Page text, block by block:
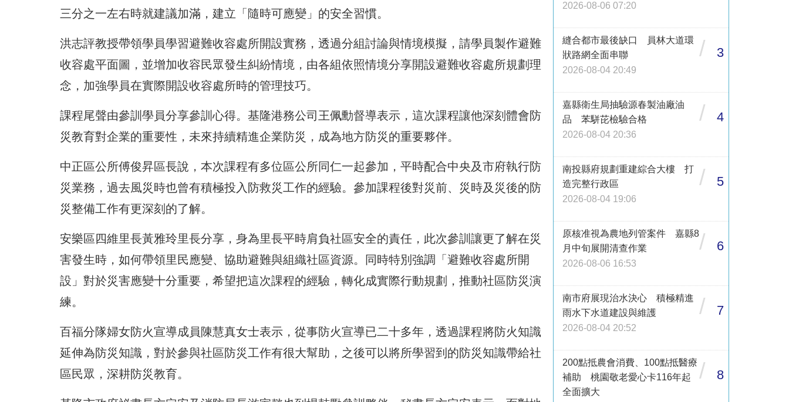
三分之一左右時就建議加滿，建立「隨時可應變」的安全習慣。
洪志評教授帶領學員學習避難收容處所開設實務，透過分組討論與情境模擬，請學員製作避難
收容處平面圖，並增加收容民眾發生糾紛情境，由各組依照情境分享開設避難收容處所規劃理
念，加強學員在實際開設收容處所時的管理技巧。
課程尾聲由參訓學員分享參訓心得。基隆港務公司王佩勳督導表示，這次課程讓他深刻體會防
災教育對企業的重要性，未來持續精進企業防災，成為地方防災的重要夥伴。
中正區公所傅俊昇區長說，本次課程有多位區公所同仁一起參加，平時配合中央及市府執行防
災業務，過去風災時也曾有積極投入防救災工作的經驗。參加課程後對災前、災時及災後的防
災整備工作有更深刻的了解。
安樂區四維里長黃雅玲里長分享，身為里長平時肩負社區安全的責任，此次參訓讓更了解在災
害發生時，如何帶領里民應變、協助避難與組織社區資源。同時特別強調「避難收容處所開
設」對於災害應變十分重要，希望把這次課程的經驗，轉化成實際行動規劃，推動社區防災演
練。
百福分隊婦女防火宣導成員陳慧真女士表示，從事防火宣導已二十多年，透過課程將防火知識
延伸為防災知識，對於參與社區防災工作有很大幫助，之後可以將所學習到的防災知識帶給社
區民眾，深耕防災教育。
2026-08-06 07:20
縫合都市最後缺口 員林大道環
狀路網全面串聯
2026-08-04 20:49
/ 3
嘉縣衛生局抽驗源春製油廠油
品 苯駢芘檢驗合格
2026-08-04 20:36
/ 4
南投縣府規劃重建綜合大樓 打
造完整行政區
2026-08-04 19:06
/ 5
原核准視為農地列管案件 嘉縣8
月中旬展開清查作業
2026-08-06 16:53
/ 6
南市府展現治水決心 積極精進
雨水下水道建設與維護
2026-08-04 20:52
/ 7
200點抵農會消費、100點抵醫療
補助 桃園敬老愛心卡116年起
全面擴大
/ 8